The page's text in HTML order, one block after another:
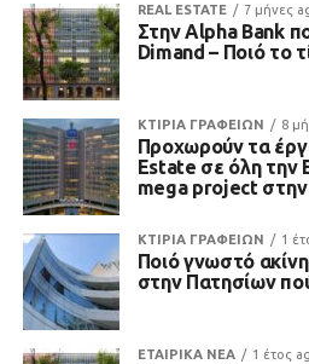
REAL ESTATE 7 μήνες
Στην Alpha Bank
Dimand – Ποιό το
ΚΤΙΡΙΑ ΓΡΑΦΕΙΩΝ 8
Προχωρούν τα
Estate σε όλη την
mega project
ΚΤΙΡΙΑ ΓΡΑΦΕΙΩΝ 1
Ποιό γνωστό
στην Πατησίων
ΕΤΑΙΡΙΚΑ ΝΕΑ 1 έτος